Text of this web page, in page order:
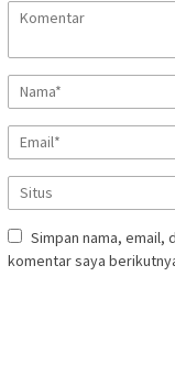
Simpan nama, email,
komentar saya